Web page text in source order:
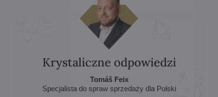
Krystaliczne odpowiedzi
Tomáš Feix
Specjalista do spraw sprzedaży dla Polski